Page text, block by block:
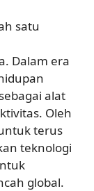
satu
Dalam era
alat
Oleh
terus
teknologi
global.